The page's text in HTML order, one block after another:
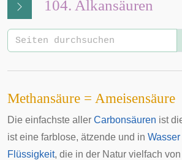
104. Alkansäuren
Methansäure = Ameisensäure
Die einfachste aller Carbonsäuren ist
ist eine farblose, ätzende und in Wasser
Flüssigkeit, die in der Natur vielfach